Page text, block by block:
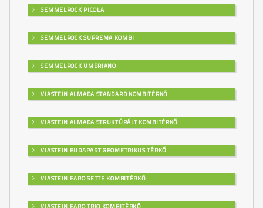
SEMMELROCK PICOLA
SEMMELROCK SUPREMA KOMBI
SEMMELROCK UMBRIANO
VIASTEIN ALMADA STANDARD KOMBITÉRKŐ
VIASTEIN ALMADA STRUKTÚRÁLT KOMBITÉRKŐ
VIASTEIN BUDAPART GEOMETRIKUS TÉRKŐ
VIASTEIN FARO SETTE KOMBITÉRKŐ